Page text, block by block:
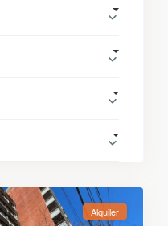
Alquiler